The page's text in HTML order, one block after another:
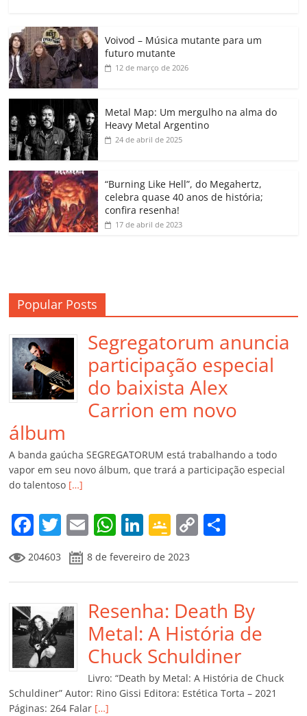
c
e
b
o
o
k
itt
er
ai at
s
A
p
k
e
dI
gl
e
a
ss
o
m
y
k
p
h
Voivod – Música mutante para um
futuro mutante
12 de março de 2026
Metal Map: Um mergulho na alma do
Heavy Metal Argentino
24 de abril de 2025
“Burning Like Hell”, do Megahertz,
celebra quase 40 anos de história;
confira resenha!
17 de abril de 2023
Popular Posts
Segregatorum anuncia
participação especial
do baixista Alex
Carrion em novo
álbum
A banda gaúcha SEGREGATORUM está trabalhando a todo
vapor em seu novo álbum, que trará a participação especial
do talentoso […]
F
a
c
e
b
o
o
k
T
w
itt
er
E
m
ai
l
W
at
s
A
p
p
Li
k
e
dI
n
G
o
o
gl
e
Cl
a
ss
ro
C
y
Li
n
k
p
ar
til
h
ar
204603 8 de fevereiro de 2023
Resenha: Death By
Metal: A História de
Chuck Schuldiner
Livro: “Death by Metal: A História de Chuck
Schuldiner” Autor: Rino Gissi Editora: Estética Torta – 2021
Páginas: 264 Falar […]